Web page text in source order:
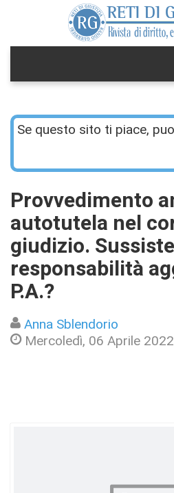
Se questo sito ti piace,
Provvedimento
autotutela nel
giudizio. Sussiste
responsabilità
P.A.?
Anna Sblendorio
Mercoledì, 06 Aprile 2022